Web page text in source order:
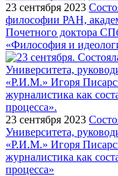
23 сентября 2023
философии РАН,
Почетного доктора
«Философия и
23 сентября 2023
Университета,
«Р.И.М.» Игоря
журналистика как
процесса»